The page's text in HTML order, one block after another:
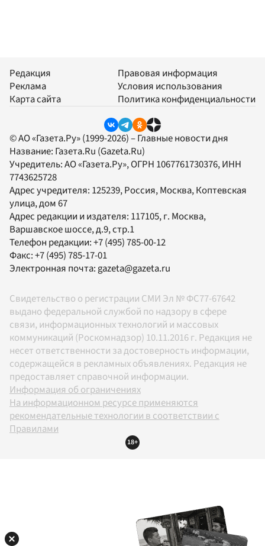
Редакция
Реклама
Карта сайта
Правовая информация
Условия использования
Политика конфиденциальности
© АО «Газета.Ру» (1999-2026) – Главные новости дня
Название: Газета.Ru (Gazeta.Ru)
Учредитель:АО «Газета.Ру», ОГРН 1067761730376, ИНН
7743625728
Адрес учредителя: 125239, Россия, Москва, Коптевская
улица, дом 67
Адрес редакции и издателя: 117105, г. Москва,
Варшавское шоссе, д.9, стр.1
Телефон редакции:+7 (495) 785-00-12
Факс:+7 (495) 785-17-01
Электронная почта:gazeta@gazeta.ru
Свидетельство о регистрации СМИ Эл № ФС77-67642
выдано федеральной службой по надзору в сфере
связи, информационных технологий и массовых
коммуникаций (Роскомнадзор) 10.11.2016 г. Редакция не
несет ответственности за достоверность информации,
содержащейся в рекламных объявлениях. Редакция не
предоставляет справочной информации.
Информация об ограничениях
На информационном ресурсе применяются
рекомендательные технологии в соответствии с
Правилами
18+